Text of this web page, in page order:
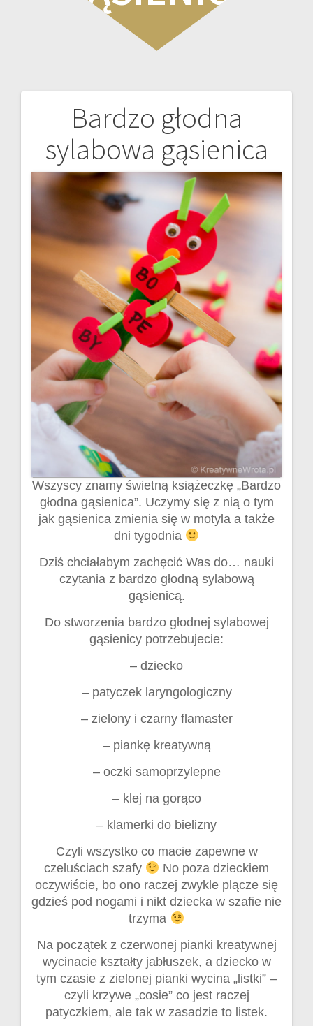
Bardzo głodna
sylabowa gąsienica
Wszyscy znamy świetną książeczkę „Bardzo
głodna gąsienica”. Uczymy się z nią o tym
jak gąsienica zmienia się w motyla a także
dni tygodnia
Dziś chciałabym zachęcić Was do… nauki
czytania z bardzo głodną sylabową
gąsienicą.
Do stworzenia bardzo głodnej sylabowej
gąsienicy potrzebujecie:
– dziecko
– patyczek laryngologiczny
– zielony i czarny flamaster
– piankę kreatywną
– oczki samoprzylepne
– klej na gorąco
– klamerki do bielizny
Czyli wszystko co macie zapewne w
czeluściach szafy
No poza dzieckiem
oczywiście, bo ono raczej zwykle plącze się
gdzieś pod nogami i nikt dziecka w szafie nie
trzyma
Na początek z czerwonej pianki kreatywnej
wycinacie kształty jabłuszek, a dziecko w
tym czasie z zielonej pianki wycina „listki” –
czyli krzywe „cosie” co jest raczej
patyczkiem, ale tak w zasadzie to listek.
Nawigacja
wpisu